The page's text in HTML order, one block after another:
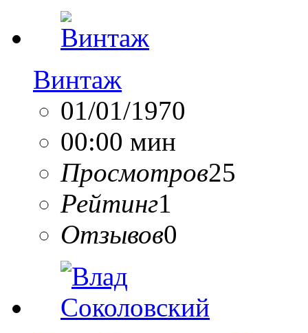
Винтаж
01/01/1970
00:00 мин
Просмотров25
Рейтинг1
Отзывов0